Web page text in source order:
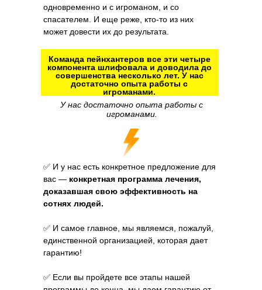
Команда пейнхантеров все эти четыре
компонента шлифовала и доводила до
совершенства несколько лет. У нас
достаточно опыта работы с
игроманами.
одновременно и с игроманом, и со
спасателем. И еще реже, кто-то из них
может довести их до результата.
У нас достаточно опыта работы с
игроманами.
✅ И у нас есть конкретное предложение для
вас — конкретная программа лечения,
доказавшая свою эффективность на
сотнях людей.
✅ И самое главное, мы являемся, пожалуй,
единственной организацией, которая дает
гарантию!
✅ Если вы пройдете все этапы нашей